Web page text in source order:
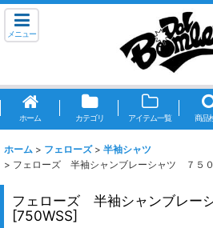
メニュー
ホーム カテゴリ アイテム一覧 商品
ホーム > フェローズ > 半袖シャツ
> フェローズ 半袖シャンブレーシャツ ７５
フェローズ 半袖シャンブレー
[750WSS]